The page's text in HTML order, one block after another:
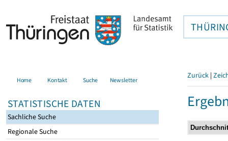
Home Kontakt Suche Newsletter
STATISTISCHE DATEN
Sachliche Suche
Regionale Suche
Zurück |